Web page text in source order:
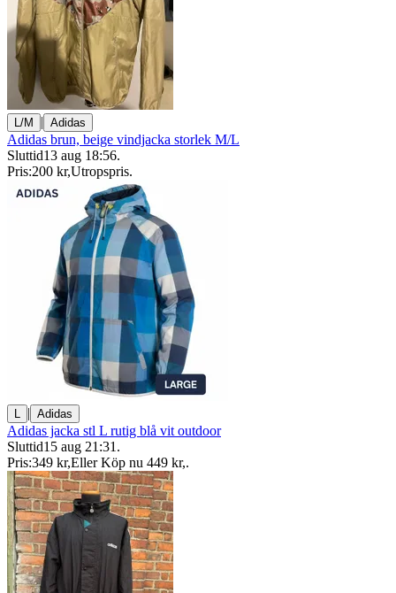
L/M | Adidas
Adidas brun, beige vindjacka storlek M/L
Sluttid13 aug 18:56.
Pris:200 kr,Utropspris.
L | Adidas
Adidas jacka stl L rutig blå vit outdoor
Sluttid15 aug 21:31 .
Pris:349 kr,Eller Köp nu 449 kr,.